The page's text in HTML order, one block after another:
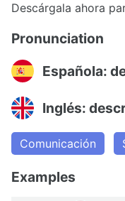
Descárgala ahora
Pronunciation
Española:
Inglés:
Comunicación
Examples